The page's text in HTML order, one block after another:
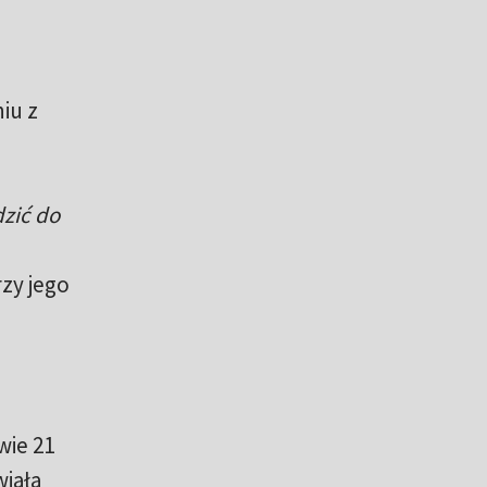
z
do
jego
21